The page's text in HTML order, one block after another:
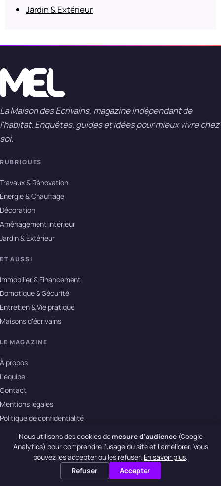
Jardin & Extérieur
La Maison des Ecrivains, magazine indépendant de
l'habitat. Enquêtes, guides et idées pour mieux vivre chez
soi.
RUBRIQUES
Travaux & Rénovation
Énergie & Chauffage
Décoration
Aménagement intérieur
Jardin & Extérieur
ET AUSSI
Immobilier & Financement
Domotique & Sécurité
Entretien & Vie pratique
Maisons d'écrivains
LE MAGAZINE
À propos
L'équipe
Contact
Mentions légales
Politique de confidentialité
© 2026 La Maison des Ecrivains · m-e-l.fr
Nous utilisons des cookies de mesure d'audience(Google
Analytics) pour comprendre l'usage du site et l'améliorer. Vous
pouvez les accepter ou les refuser. En savoir plus.
Refuser
Accepter